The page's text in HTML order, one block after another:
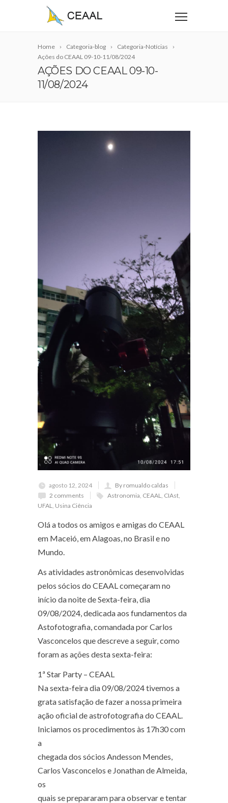
Home Categoria-blog
Categoria-Notícias
Ações do CEAAL 09-10-11/08/2024
AÇÕES DO CEAAL 09-10-
11/08/2024
agosto 12, 2024
By romualdo caldas
2 comments
Astronomia CEAAL CIAst
UFAL
Usina Ciência
Olá a todos os amigos e amigas do CEAAL
em Maceió, em Alagoas, no Brasil e no
Mundo.
As atividades astronômicas desenvolvidas
pelos sócios do CEAAL começaram no
início da noite de Sexta-feira, dia
09/08/2024, dedicada aos fundamentos da
Astofotografia, comandada por Carlos
Vasconcelos que descreve a seguir, como
foram as ações desta sexta-feira:
1ª Star Party – CEAAL
Na sexta-feira dia 09/08/2024 tivemos a
grata satisfação de fazer a nossa primeira
ação oficial de astrofotografia do CEAAL.
Iniciamos os procedimentos às 17h30 com
a
chegada dos sócios Andesson Mendes,
Carlos Vasconcelos e Jonathan de Almeida,
os
quais se prepararam para observar e tentar